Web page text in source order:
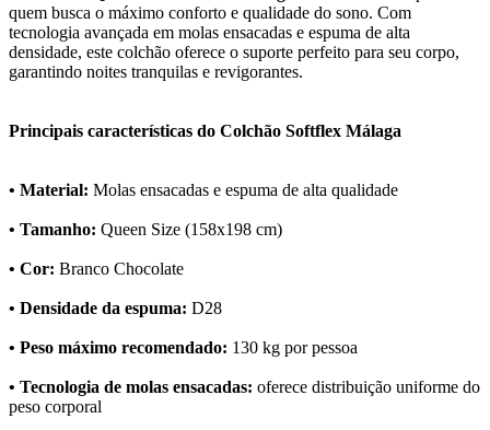
quem busca o máximo conforto e qualidade do sono. Com
tecnologia avançada em molas ensacadas e espuma de alta
densidade, este colchão oferece o suporte perfeito para seu corpo,
garantindo noites tranquilas e revigorantes.
Principais características do Colchão Softflex Málaga
• Material: Molas ensacadas e espuma de alta qualidade
• Tamanho: Queen Size (158x198 cm)
• Cor: Branco Chocolate
• Densidade da espuma: D28
• Peso máximo recomendado: 130 kg por pessoa
• Tecnologia de molas ensacadas: oferece distribuição uniforme do
peso corporal